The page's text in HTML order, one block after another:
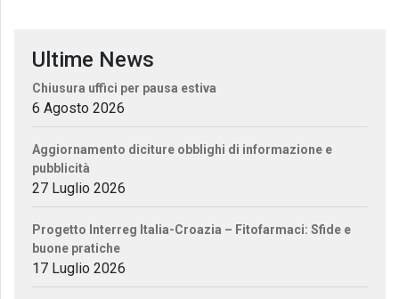
Ultime News
Chiusura uffici per pausa estiva
6 Agosto 2026
Aggiornamento diciture obblighi di informazione e
pubblicità
27 Luglio 2026
Progetto Interreg Italia-Croazia – Fitofarmaci: Sfide e
buone pratiche
17 Luglio 2026